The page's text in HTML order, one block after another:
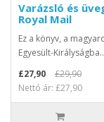
Varázsló és
Royal Mail
Ez a könyv, a
Egyesült-Királyságba..
£27,90
£29,90
Nettó ár: £27,90